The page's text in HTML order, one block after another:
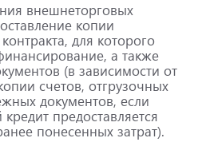
внешнеторговых
копии
для которого
а также
(в зависимости от
счетов, отгрузочных
документов, если
предоставляется
понесенных затрат).